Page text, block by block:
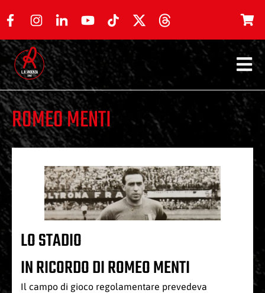
ROMEO MENTI
LO STADIO
IN RICORDO DI ROMEO MENTI
Il campo di gioco regolamentare prevedeva